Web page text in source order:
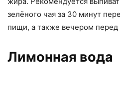
зелёного чая за 30 минут
пищи, а также вечером перед
Лимонная вода